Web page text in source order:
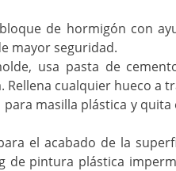
de hormigón con
mayor seguridad.
usa pasta de
Rellena cualquier hueco a
masilla plástica y
el acabado de la
de pintura plástica